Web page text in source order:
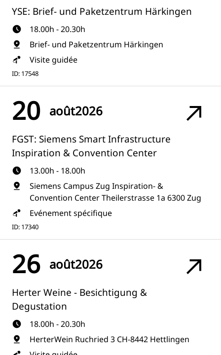
YSE: Brief- und Paketzentrum Härkingen
18.00h - 20.30h
Brief- und Paketzentrum Härkingen
Visite guidée
ID: 17548
20 août2026
FGST: Siemens Smart Infrastructure
Inspiration & Convention Center
13.00h - 18.00h
Siemens Campus Zug Inspiration- &
Convention Center Theilerstrasse 1a 6300 Zug
Evénement spécifique
ID: 17340
26 août2026
Herter Weine - Besichtigung &
Degustation
18.00h - 20.30h
HerterWein Ruchried 3 CH-8442 Hettlingen